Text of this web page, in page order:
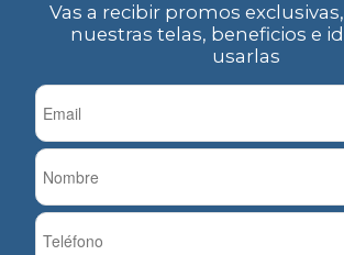
Vas a recibir promos
nuestras telas, beneficios e
usarlas
Mostrar